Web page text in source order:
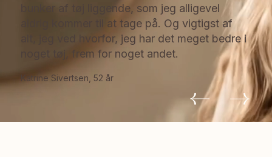
bunker af tøj liggende, som jeg alligevel
aldrig kommer til at tage på. Og vigtigst af
alt, jeg ved hvorfor, jeg har det meget bedre i
noget tøj, frem for noget andet.
Katrine Sivertsen, 52 år